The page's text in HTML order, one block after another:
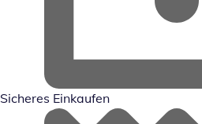
Sicheres Einkaufen